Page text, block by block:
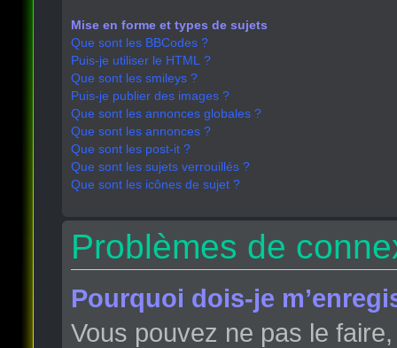
Mise en forme et types de sujets
Que sont les BBCodes ?
Puis-je utiliser le HTML ?
Que sont les smileys ?
Puis-je publier des images ?
Que sont les annonces globales ?
Que sont les annonces ?
Que sont les post-it ?
Que sont les sujets verrouillés ?
Que sont les icônes de sujet ?
Problèmes de
Pourquoi dois-je
Vous pouvez ne pas le